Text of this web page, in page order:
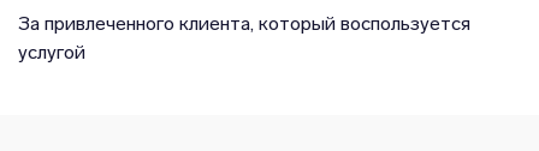
За привлеченного клиента, который воспользуется
услугой